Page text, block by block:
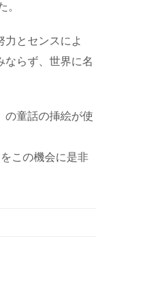
とセンスによ
らず、世界に名
の童話の挿絵が使
この機会に是非